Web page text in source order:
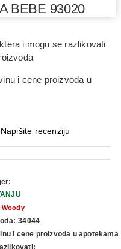
BEBE 93020
i mogu se razlikovati
i cene proizvoda u
Napišite recenziju
Woody
34044
i cene proizvoda u apotekama